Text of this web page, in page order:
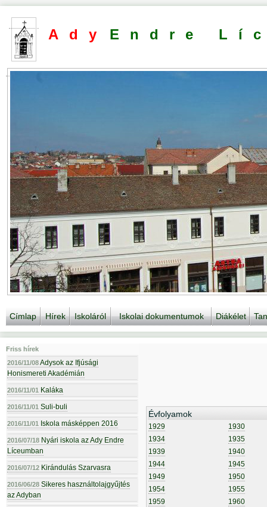
Ady Endre
Címlap Hírek Iskoláról Iskolai dokumentumok Diákélet
Friss hírek
2016/11/08Adysok az Ifjúsági
Honismereti Akadémián
2016/11/01 Kaláka
2016/11/01 Suli-buli
2016/11/01 Iskola másképpen 2016
2016/07/18 Nyári iskola az Ady Endre
Líceumban
2016/07/12 Kirándulás Szarvasra
2016/06/28 Sikeres használtolajgyűjtés
az Adyban
Évfolyamok
1929
1930
1934
1935
1939
1940
1944
1945
1949
1950
1954
1955
1959
1960